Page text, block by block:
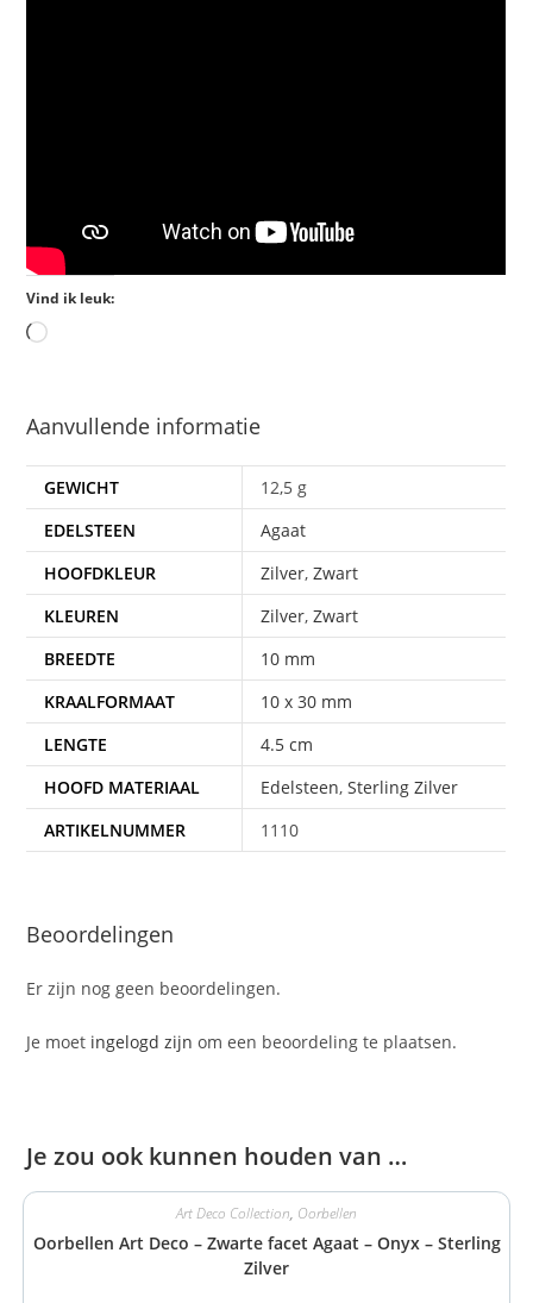
Vind ik leuk:
Aanvullende informatie
GEWICHT
12,5 g
EDELSTEEN
Agaat
HOOFDKLEUR
Zilver,Zwart
KLEUREN
Zilver,Zwart
BREEDTE
10 mm
KRAALFORMAAT
10 x 30 mm
LENGTE
4.5 cm
HOOFD MATERIAAL
Edelsteen,Sterling Zilver
ARTIKELNUMMER
1110
Beoordelingen
Er zijn nog geen beoordelingen.
Je moet ingelogd zijn om een beoordeling te plaatsen.
Je zou ook kunnen houden van …
Art Deco Collection, Oorbellen
Oorbellen Art Deco – Zwarte facet Agaat – Onyx – Sterling
Zilver